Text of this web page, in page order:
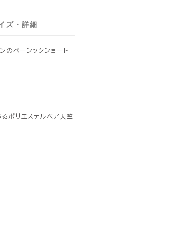
ズ・詳細
のベーシックショート
ポリエステルベア天竺